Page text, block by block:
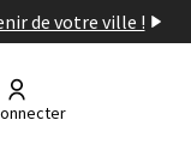
de votre ville !